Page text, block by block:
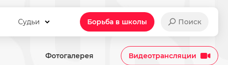
Судьи Борьба в школы Поиск
Фотогалерея Видеотрансляции